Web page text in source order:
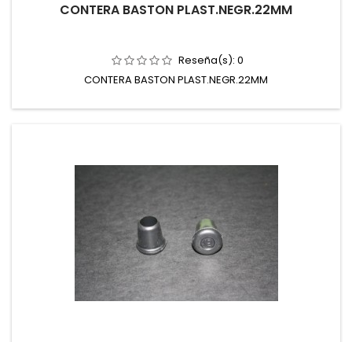
CONTERA BASTON PLAST.NEGR.22MM
Reseña(s): 0
CONTERA BASTON PLAST.NEGR.22MM